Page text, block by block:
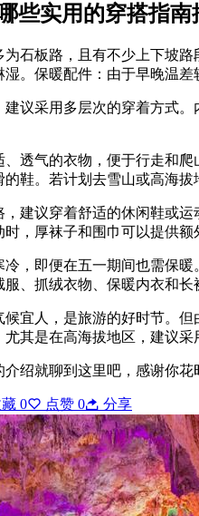
些实用的穿搭指南
石板路，且有不少上下坡
。保暖配件：由于早晚温
议采用多层次的穿着方式
透气的衣物，便于行走和
鞋。若计划去雪山或高海
建议穿着舒适的休闲鞋或
，厚袜子和围巾可以提供
，即便在五一期间也需保
、抓绒衣物、保暖内衣和长
宜人，是旅游的好时节。
其是在高海拔地区，建议采
绍就聊到这里吧，感谢你
0 点赞 0 分享